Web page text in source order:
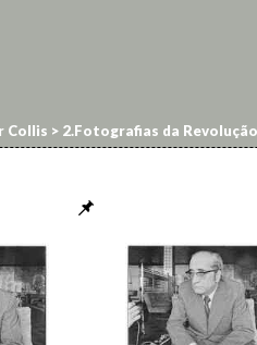
Collis > 2.Fotografias da Revolução